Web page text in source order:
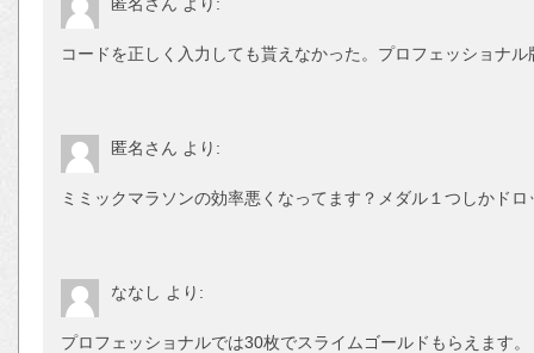
コードを正しく入力しても貰えなかった。プロフェッショナ
匿名さん より:
ミミックマラソンの効率悪くなってます？メダル１つしかド
ななし より:
プロフェッショナルでは30枚でスライムゴールドもらえます。